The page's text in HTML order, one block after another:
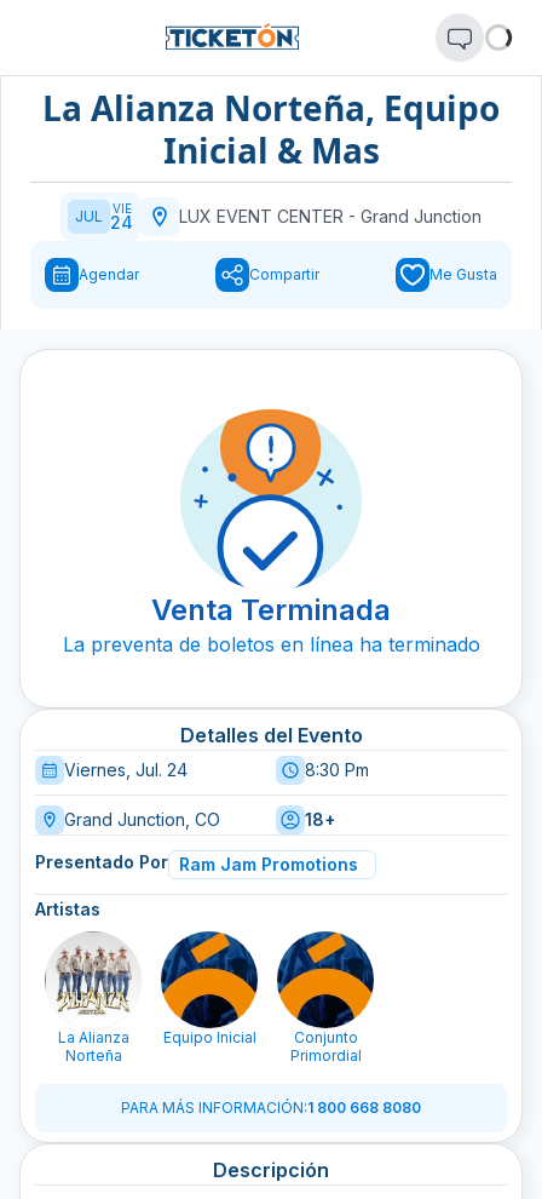
La Alianza Norteña, Equipo
Inicial & Mas
JUL VIE
24 LUX EVENT CENTER - Grand Junction
Agendar Compartir Me Gusta
Venta Terminada
La preventa de boletos en línea ha terminado
Detalles del Evento
Viernes, Jul. 24 8:30 Pm
Grand Junction, CO 18+
Presentado Por Ram Jam Promotions
Artistas
La Alianza
Norteña
Equipo Inicial
Conjunto
Primordial
PARA MÁS INFORMACIÓN:1 800 668 8080
Descripción